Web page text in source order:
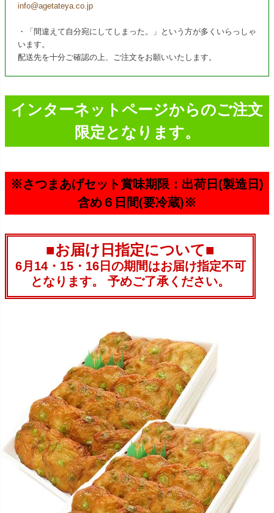
info@agetateya.co.jp
・「間違えて自分宛にしてしまった。」という方が多くいらっしゃ
います。
配送先を十分ご確認の上、ご注文をお願いいたします。
インターネットページからのご注文
限定となります。
※さつまあげセット賞味期限：出荷日(製造日)
含め６日間(要冷蔵)※
■お届け日指定について■
6月14・15・16日の期間はお届け指定不可
となります。 予めご了承ください。